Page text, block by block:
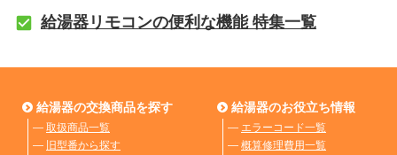
給湯器リモコンの便利な機能 特集一覧
給湯器の交換商品を探す
― 取扱商品一覧
― 旧型番から探す
給湯器のお役立ち情報
― エラーコード一覧
― 概算修理費用一覧